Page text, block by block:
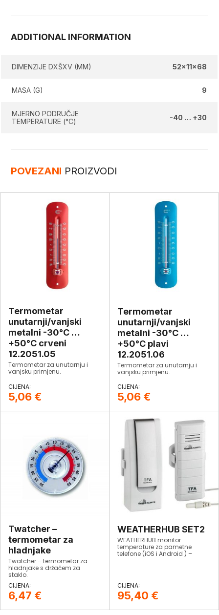
ADDITIONAL INFORMATION
DIMENZIJE DXŠXV (MM) 52x11x68
MASA (G) 9
MJERNO PODRUČJE
TEMPERATURE (°C)
-40 … +30
POVEZANI PROIZVODI
Termometar
unutarnji/vanjski
metalni -30°C …
+50°C crveni
12.2051.05
Termometar za unutarnju i
vanjsku primjenu.
5,06 €
Termometar
unutarnji/vanjski
metalni -30°C …
+50°C plavi
12.2051.06
Termometar za unutarnju i
vanjsku primjenu.
5,06 €
Twatcher –
termometar za
hladnjake
Twatcher – termometar za
hladnjake s držačem za
staklo.
6,47 €
WEATHERHUB SET2
WEATHERHUB monitor
temperature za pametne
telefone (iOS i Android ) –
95,40 €